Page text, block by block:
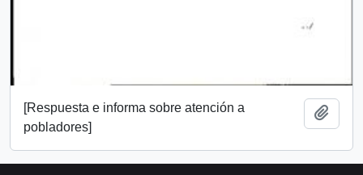
[Respuesta e informa sobre atención a
pobladores]